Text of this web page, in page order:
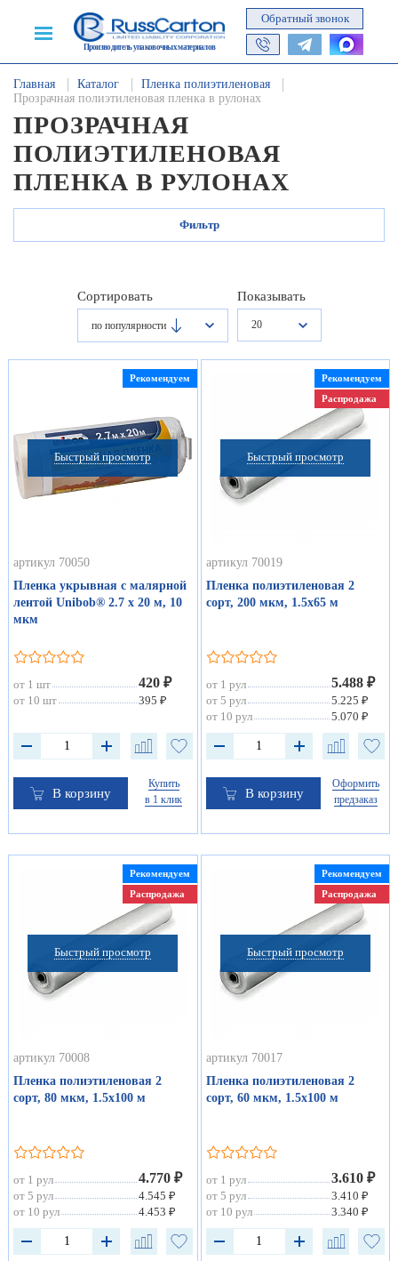
Производитель упаковочных материалов
Обратный звонок
Главная Каталог
Пленка полиэтиленовая
Прозрачная полиэтиленовая пленка в рулонах
ПРОЗРАЧНАЯ
ПОЛИЭТИЛЕНОВАЯ
ПЛЕНКА В РУЛОНАХ
Фильтр
Сортировать
по популярности
Показывать
20
Быстрый просмотр
Рекомендуем
артикул 70050
Пленка укрывная с малярной
лентой Unibob® 2.7 х 20 м, 10
мкм
от 1 шт 420 ₽
от 10 шт 395 ₽
В корзину
Купить
в 1 клик
Быстрый просмотр
Рекомендуем
Распродажа
артикул 70019
Пленка полиэтиленовая 2
сорт, 200 мкм, 1.5х65 м
от 1 рул 5.488 ₽
от 5 рул
5.225 ₽
от 10 рул
5.070 ₽
В корзину
Оформить
предзаказ
Быстрый просмотр
Рекомендуем
Распродажа
артикул 70008
Пленка полиэтиленовая 2
сорт, 80 мкм, 1.5х100 м
от 1 рул 4.770 ₽
от 5 рул
4.545 ₽
от 10 рул
4.453 ₽
Быстрый просмотр
Рекомендуем
Распродажа
артикул 70017
Пленка полиэтиленовая 2
сорт, 60 мкм, 1.5х100 м
от 1 рул 3.610 ₽
от 5 рул
3.410 ₽
от 10 рул
3.340 ₽